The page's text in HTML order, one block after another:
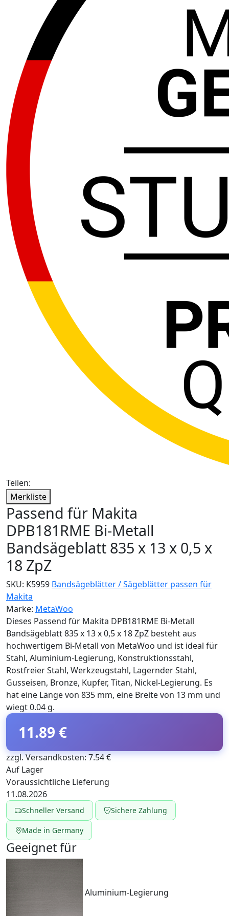
Teilen:
Merkliste
Passend für Makita
DPB181RME Bi-Metall
Bandsägeblatt 835 x 13 x 0,5 x
18 ZpZ
SKU: K5959 Bandsägeblätter / Sägeblätter passen für
Makita
Marke: MetaWoo
Dieses Passend für Makita DPB181RME Bi-Metall
Bandsägeblatt 835 x 13 x 0,5 x 18 ZpZ besteht aus
hochwertigem Bi-Metall von MetaWoo und ist ideal für
Stahl, Aluminium-Legierung, Konstruktionsstahl,
Rostfreier Stahl, Werkzeugstahl, Lagernder Stahl,
Gusseisen, Bronze, Kupfer, Titan, Nickel-Legierung. Es
hat eine Länge von 835 mm, eine Breite von 13 mm und
wiegt 0.04 g.
11.89 €
zzgl. Versandkosten: 7.54 €
Auf Lager
Voraussichtliche Lieferung
11.08.2026
Schneller Versand Sichere Zahlung
Made in Germany
Geeignet für
Aluminium-Legierung